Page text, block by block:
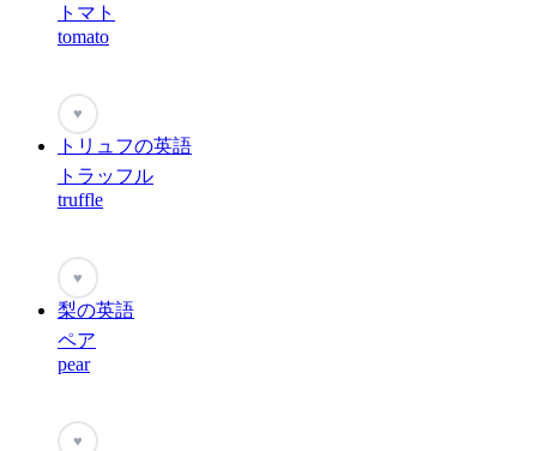
トマト
tomato
♥
トリュフの英語
トラッフル
truffle
♥
梨の英語
ペア
pear
♥